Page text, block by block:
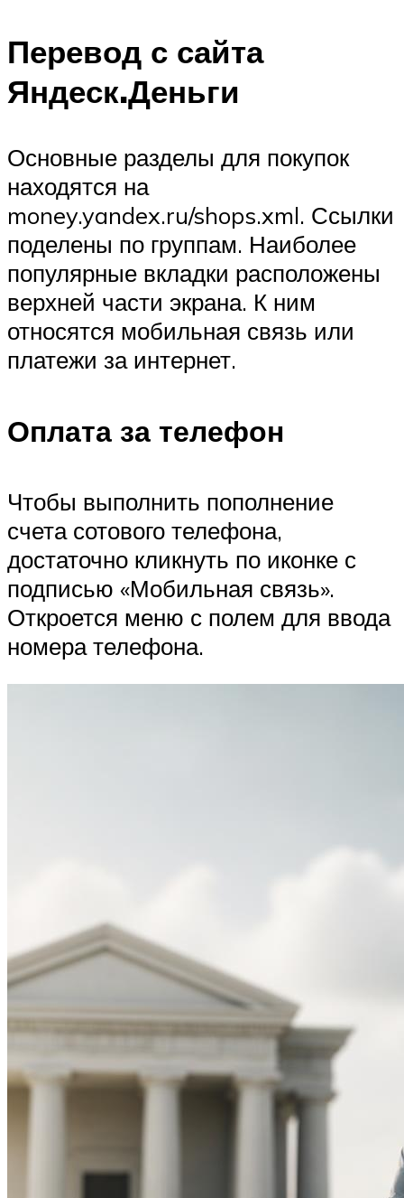
Перевод с сайта
Яндеск.Деньги
Основные разделы для покупок
находятся на
money.yandex.ru/shops.xml. Ссылки
поделены по группам. Наиболее
популярные вкладки расположены
верхней части экрана. К ним
относятся мобильная связь или
платежи за интернет.
Оплата за телефон
Чтобы выполнить пополнение
счета сотового телефона,
достаточно кликнуть по иконке с
подписью «Мобильная связь».
Откроется меню с полем для ввода
номера телефона.